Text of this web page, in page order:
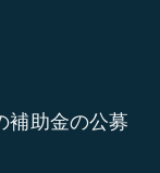
補助金の公募